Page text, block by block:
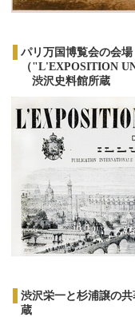
パリ万国博覧会の会場
（"L'EXPOSITION
渋沢史料館所蔵
渋沢栄一と杉浦譲の
蔵